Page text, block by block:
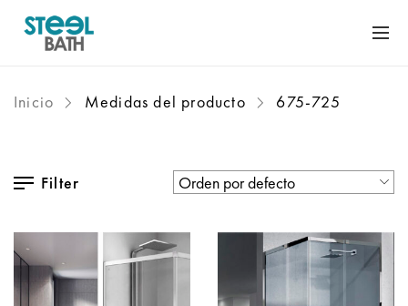
Inicio Medidas del producto 675-725
Filter